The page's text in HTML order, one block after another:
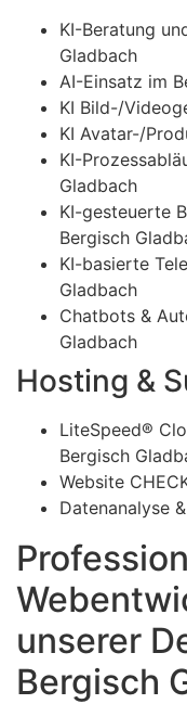
KI-Beratung
Gladbach
AI-Einsatz im
KI Bild-/
KI Avatar-/
KI-
Gladbach
KI-gesteuerte
Bergisch
KI-basierte
Gladbach
Chatbots &
Gladbach
Hosting &
LiteSpeed®
Bergisch
Website
Datenanalyse
unserer
Bergisch